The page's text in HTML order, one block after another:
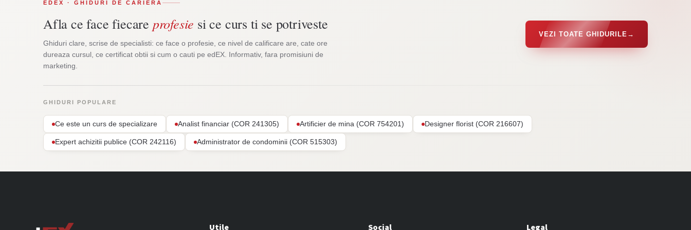
EDEX · GHIDURI DE CARIERA
Afla ce face fiecare profesie si ce curs ti se potriveste
Ghiduri clare, scrise de specialisti: ce face o profesie, ce nivel de calificare are, cate ore
dureaza cursul, ce certificat obtii si cum o cauti pe edEX. Informativ, fara promisiuni de
marketing.
VEZI TOATE GHIDURILE →
GHIDURI POPULARE
Ce este un curs de specializare Analist financiar (COR 241305) Artificier de mina (COR 754201) Designer florist (COR 216607)
Expert achizitii publice (COR 242116) Administrator de condominii (COR 515303)
Utile Social Legal